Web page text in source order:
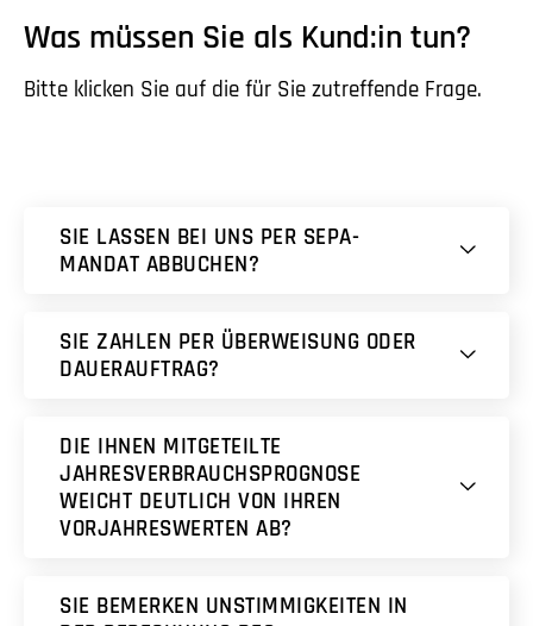
Was müssen Sie als Kund:in tun?
Bitte klicken Sie auf die für Sie zutreffende Frage.
SIE LASSEN BEI UNS PER SEPA-
MANDAT ABBUCHEN?
SIE ZAHLEN PER ÜBERWEISUNG ODER
DAUERAUFTRAG?
DIE IHNEN MITGETEILTE
JAHRESVERBRAUCHSPROGNOSE
WEICHT DEUTLICH VON IHREN
VORJAHRESWERTEN AB?
SIE BEMERKEN UNSTIMMIGKEITEN IN